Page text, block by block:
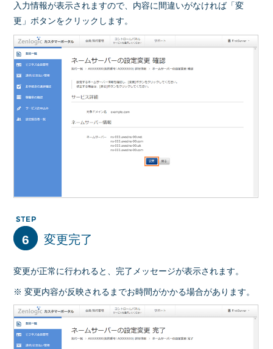
入力情報が表示されますので、内容に間違いがなければ「変
更」ボタンをクリックします。
6 変更完了
変更が正常に行われると、完了メッセージが表示されます。
※ 変更内容が反映されるまでお時間がかかる場合があります。